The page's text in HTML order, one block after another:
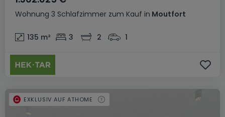
Wohnung 3 Schlafzimmer zum Kauf in Moutfort
135 m² 3 2 1
EXKLUSIV AUF ATHOME